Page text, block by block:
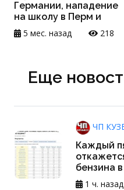
Германии, нападение
на школу в Перм и
5 мес. назад
218
Еще
ЧП
Каждый
бензина
1 ч. назад